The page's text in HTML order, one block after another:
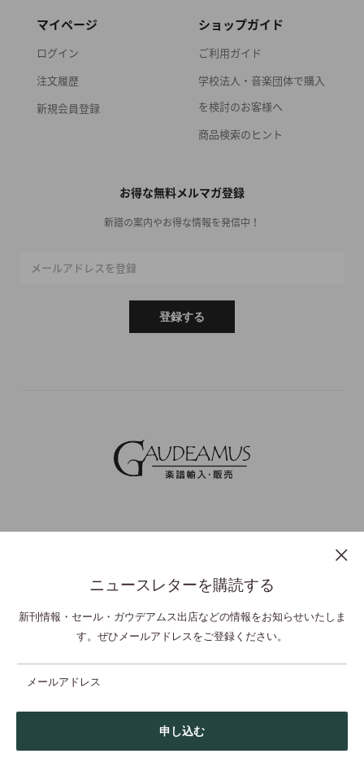
ニュースレターを購読する
新刊情報・セール・ガウデアムス出店などの情報をお知らせいたしま
す。ぜひメールアドレスをご登録ください。
メールアドレス
申し込む
マイページ
ログイン
注文履歴
新規会員登録
ショップガイド
ご利用ガイド
学校法人・音楽団体で購入
を検討のお客様へ
商品検索のヒント
お得な無料メルマガ登録
新譜の案内やお得な情報を発信中！
メールアドレスを登録
登録する
プライバシーポリシー 特定商取引法表示 利用規約
お問い合わせ